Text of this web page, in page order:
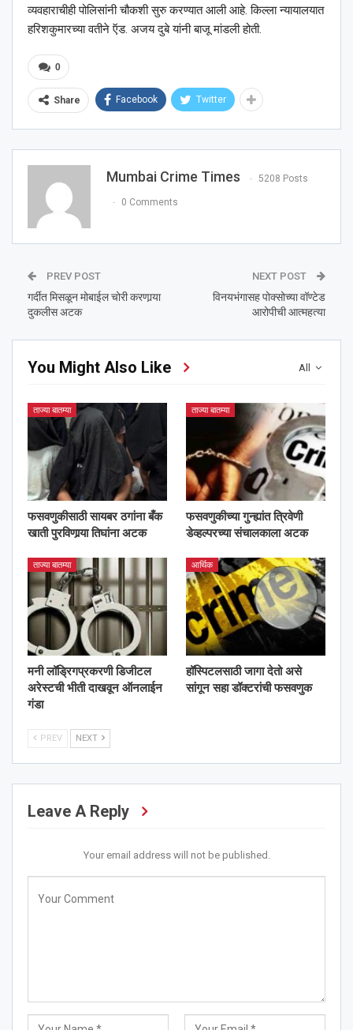
व्यवहाराचीही पोलिसांनी चौकशी सुरु करण्यात आली आहे. किल्ला न्यायालयात
हरिशकुमारच्या वतीने ऍड. अजय दुबे यांनी बाजू मांडली होती.
0
Share Facebook Twitter
Mumbai Crime Times 5208 Posts
0 Comments
PREV POST
गर्दीत मिसळून मोबाईल चोरी करणार्‍या
दुकलीस अटक
NEXT POST
विनयभंगासह पोक्सोच्या वॉण्टेड
आरोपीची आत्महत्या
All
You Might Also Like
ताज्या बातम्या
फसवणुकीसाठी सायबर ठगांना बँक
खाती पुरविणार्‍या तिघांना अटक
ताज्या बातम्या
फसवणुकीच्या गुन्ह्यांत त्रिवेणी
डेव्हल्परच्या संचालकाला अटक
ताज्या बातम्या
मनी लॉड्रिगप्रकरणी डिजीटल
अरेस्टची भीती दाखवून ऑनलाईन
गंडा
आर्थिक
हॉस्पिटलसाठी जागा देतो असे
सांगून सहा डॉक्टरांची फसवणुक
PREV NEXT
Leave A Reply
Your email address will not be published.